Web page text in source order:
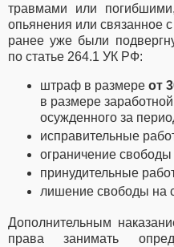
травмами или
опьянения или связанное
ранее уже были
по статье 264.1 УК РФ:
штраф в размере от
в размере
осужденного за
исправительные
ограничение свободы
принудительные
лишение свободы на
Дополнительным
права занимать